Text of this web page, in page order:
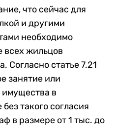
что сейчас для
и другими
необходимо
всех жильцов
Согласно статье 7.21
занятие или
имущества в
такого согласия
в размере от 1 тыс. до